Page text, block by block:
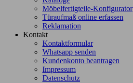
Möbelfertigteile-Konfigurator
Türaufmaß online erfassen
Reklamation
Kontakt
Kontaktformular
Whatsapp senden
Kundenkonto beantragen
Impressum
Datenschutz